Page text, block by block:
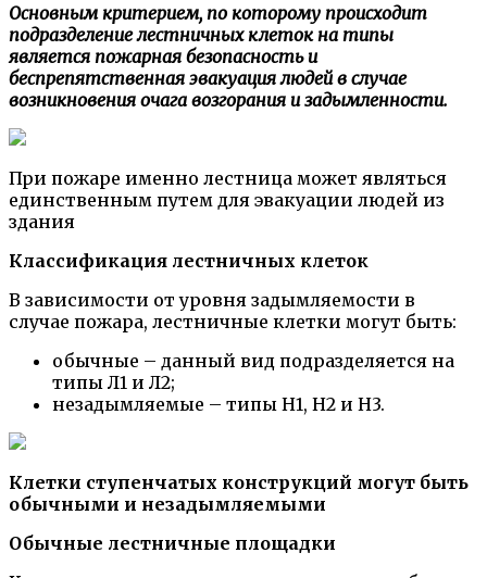
Основным критерием, по которому происходит
подразделение лестничных клеток на типы
является пожарная безопасность и
беспрепятственная эвакуация людей в случае
возникновения очага возгорания и задымленности.
При пожаре именно лестница может являться
единственным путем для эвакуации людей из
здания
Классификация лестничных клеток
В зависимости от уровня задымляемости в
случае пожара, лестничные клетки могут быть:
обычные – данный вид подразделяется на
типы Л1 и Л2;
незадымляемые – типы Н1, Н2 и Н3.
Клетки ступенчатых конструкций могут быть
обычными и незадымляемыми
Обычные лестничные площадки